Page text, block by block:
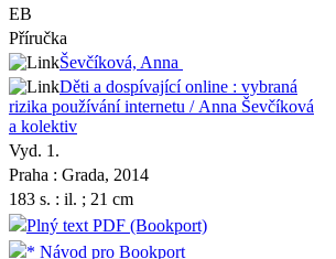
EB
Příručka
Ševčíková, Anna
Děti a dospívající online : vybraná
rizika používání internetu / Anna Ševčíková
a kolektiv
Vyd. 1.
Praha : Grada, 2014
183 s. : il. ; 21 cm
Plný text PDF (Bookport)
* Návod pro Bookport